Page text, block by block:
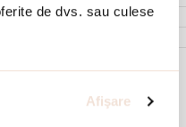
de dvs. sau culese
Afişare